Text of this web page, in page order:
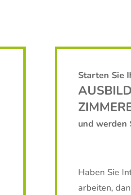
Starten Sie
und werden
Haben Sie
arbeiten,